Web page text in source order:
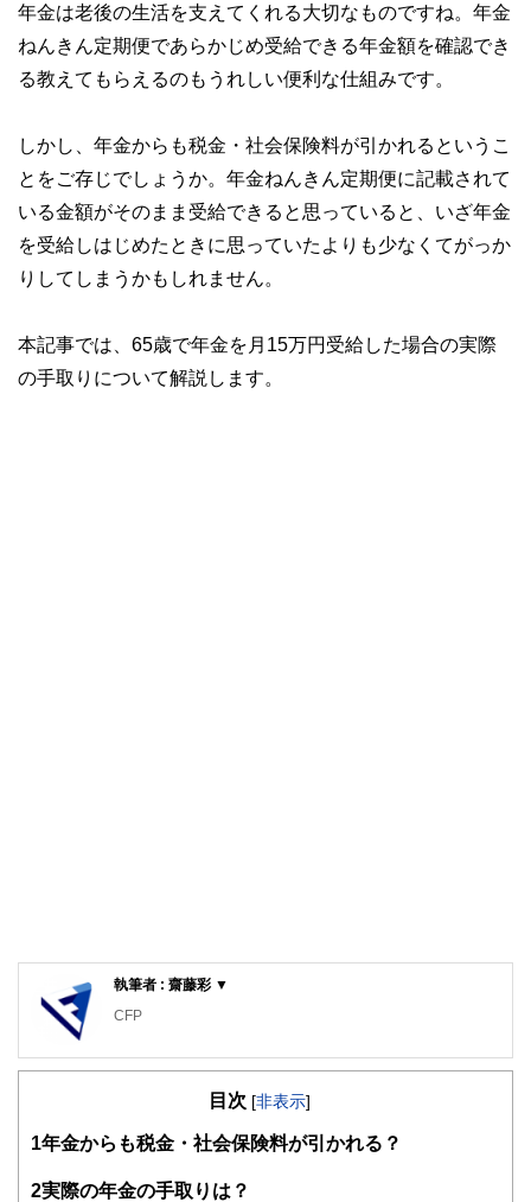
年金は老後の生活を支えてくれる大切なものですね。年金
ねんきん定期便であらかじめ受給できる年金額を確認でき
る教えてもらえるのもうれしい便利な仕組みです。
しかし、年金からも税金・社会保険料が引かれるというこ
とをご存じでしょうか。年金ねんきん定期便に記載されて
いる金額がそのまま受給できると思っていると、いざ年金
を受給しはじめたときに思っていたよりも少なくてがっか
りしてしまうかもしれません。
本記事では、65歳で年金を月15万円受給した場合の実際
の手取りについて解説します。
執筆者 : 齋藤彩 ▼
CFP
目次 [非表示]
1 年金からも税金・社会保険料が引かれる？
2実際の年金の手取りは？